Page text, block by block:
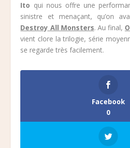
Ito qui nous offre une
sinistre et menaçant, qu’on
Destroy All Monsters. Au final,
vient clore la trilogie, série
se regarde très facilement.
Facebook
0